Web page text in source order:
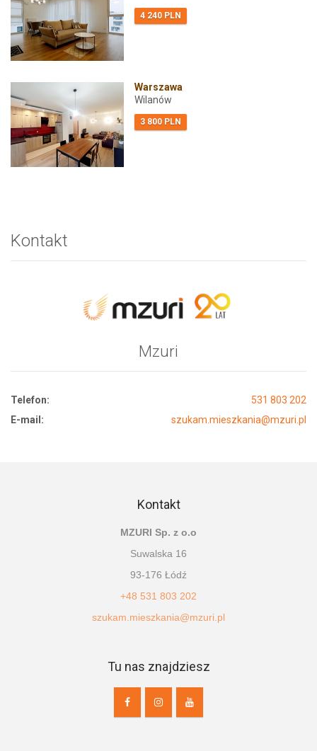
4 240 PLN
Warszawa
Wilanów
3 800 PLN
Kontakt
Mzuri
Telefon:
531 803 202
E-mail:
szukam.mieszkania@mzuri.pl
Kontakt
MZURI Sp. z o.o
Suwalska 16
93-176 Łódź
+48 531 803 202
szukam.mieszkania@mzuri.pl
Tu nas znajdziesz